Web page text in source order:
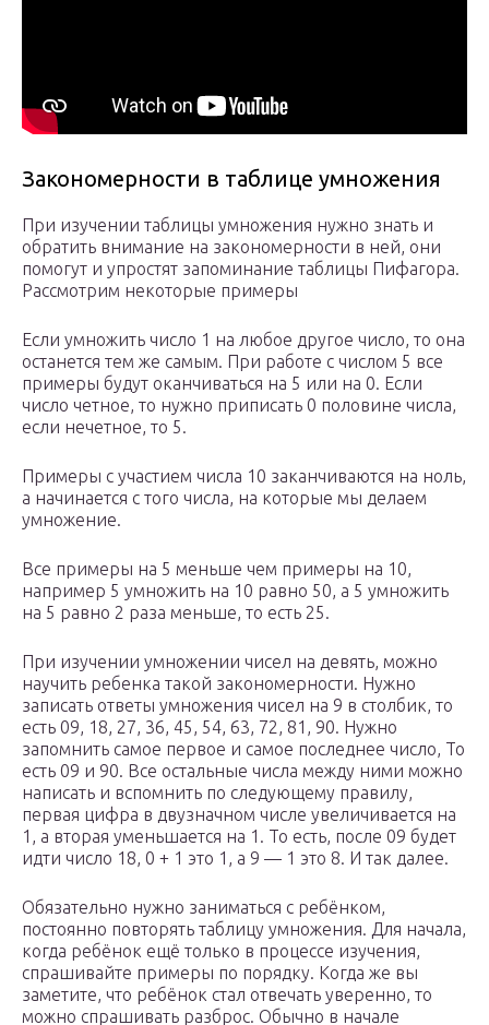
Закономерности в таблице умножения
При изучении таблицы умножения нужно знать и
обратить внимание на закономерности в ней, они
помогут и упростят запоминание таблицы Пифагора.
Рассмотрим некоторые примеры
Если умножить число 1 на любое другое число, то она
останется тем же самым. При работе с числом 5 все
примеры будут оканчиваться на 5 или на 0. Если
число четное, то нужно приписать 0 половине числа,
если нечетное, то 5.
Примеры с участием числа 10 заканчиваются на ноль,
а начинается с того числа, на которые мы делаем
умножение.
Все примеры на 5 меньше чем примеры на 10,
например 5 умножить на 10 равно 50, а 5 умножить
на 5 равно 2 раза меньше, то есть 25.
При изучении умножении чисел на девять, можно
научить ребенка такой закономерности. Нужно
записать ответы умножения чисел на 9 в столбик, то
есть 09, 18, 27, 36, 45, 54, 63, 72, 81, 90. Нужно
запомнить самое первое и самое последнее число, То
есть 09 и 90. Все остальные числа между ними можно
написать и вспомнить по следующему правилу,
первая цифра в двузначном числе увеличивается на
1, а вторая уменьшается на 1. То есть, после 09 будет
идти число 18, 0 + 1 это 1, а 9 — 1 это 8. И так далее.
Обязательно нужно заниматься с ребёнком,
постоянно повторять таблицу умножения. Для начала,
когда ребёнок ещё только в процессе изучения,
спрашивайте примеры по порядку. Когда же вы
заметите, что ребёнок стал отвечать уверенно, то
можно спрашивать разброс. Обычно в начале